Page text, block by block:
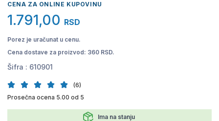
CENA ZA ONLINE KUPOVINU
1.791,00 RSD
Porez je uračunat u cenu.
Cena dostave za proizvod: 360 RSD.
Šifra : 610901
(6)
Prosečna ocena 5.00 od 5
Ima na stanju